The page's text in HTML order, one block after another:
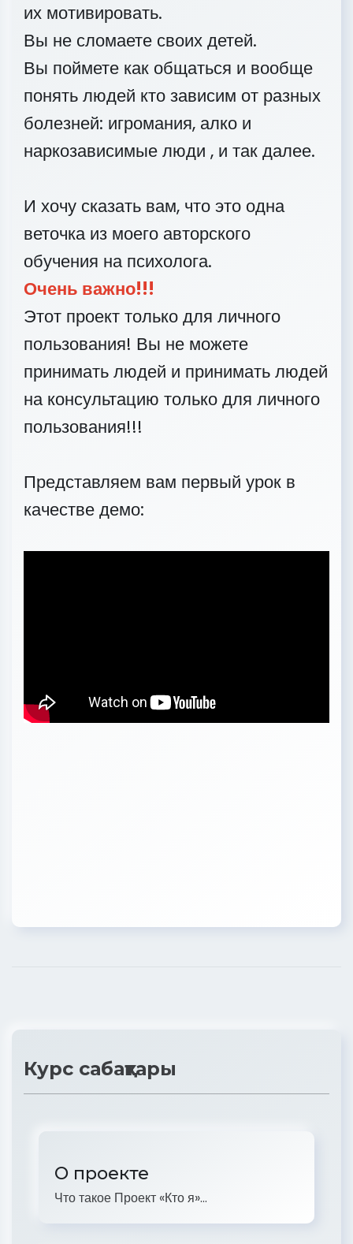
их мотивировать.
Вы не сломаете своих детей.
Вы поймете как общаться и вообще
понять людей кто зависим от разных
болезней: игромания, алко и
наркозависимые люди , и так далее.
И хочу сказать вам, что это одна
веточка из моего авторского
обучения на психолога.
Очень важно!!!
Этот проект только для личного
пользования! Вы не можете
принимать людей и принимать людей
на консультацию только для личного
пользования!!!
Представляем вам первый урок в
качестве демо:
Курс сабақтары
О проекте
Что такое Проект «Кто я»...